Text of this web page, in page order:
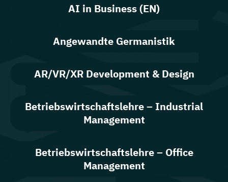
AI in Business (EN)
Angewandte Germanistik
AR/VR/XR Development & Design
Betriebswirtschaftslehre – Industrial
Management
Betriebswirtschaftslehre – Office
Management